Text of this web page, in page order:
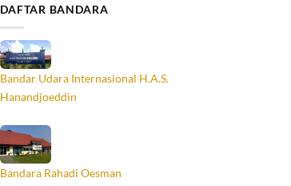
DAFTAR BANDARA
Bandar Udara Internasional H.A.S.
Hanandjoeddin
Bandara Rahadi Oesman